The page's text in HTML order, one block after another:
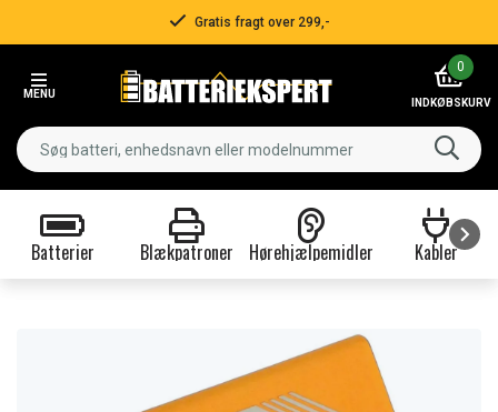
Gratis fragt over 299,-
MENU
0
INDKØBSKURV
Batterier Blækpatroner Hørehjælpemidler Kabler